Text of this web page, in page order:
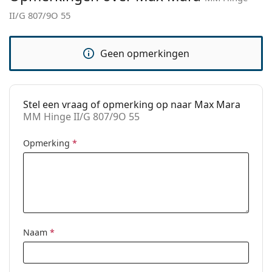
Code:
II/G 807/9O 55
Geen opmerkingen
Stel een vraag of opmerking op naar Max Mara
MM Hinge II/G 807/9O 55
Opmerking *
Naam *